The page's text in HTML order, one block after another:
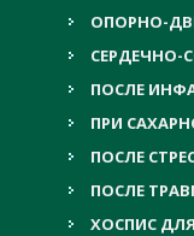
ОПОРНО-
СЕРДЕЧНО-
ПОСЛЕ
ПРИ
ПОСЛЕ
ПОСЛЕ
ХОСПИС